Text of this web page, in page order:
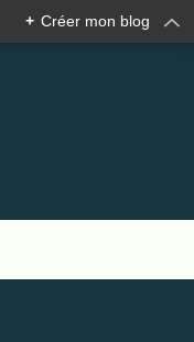
+ Créer mon blog